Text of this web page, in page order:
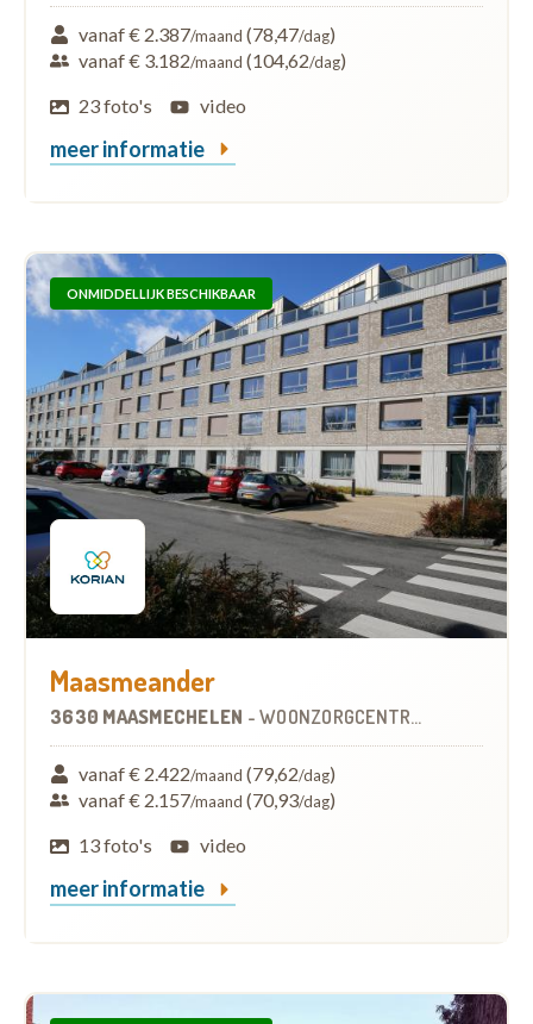
vanaf € 2.387/maand (78,47/dag)
vanaf € 3.182/maand (104,62/dag)
23 foto's
video
meer informatie
ONMIDDELLIJK BESCHIKBAAR
Maasmeander
3630 MAASMECHELEN - WOONZORGCENTRUM (WZC)
vanaf € 2.422/maand (79,62/dag)
vanaf € 2.157/maand (70,93/dag)
13 foto's
video
meer informatie